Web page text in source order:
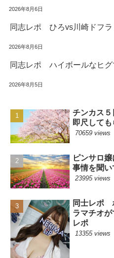
2026年8月6日
同志レポ ひろvs川崎ドフ
2026年8月6日
同志レポ ハイボールなヒ
2026年8月5日
チンカス
即尺して
70659 views
ピンサロ
事情を聞
23995 views
同士レポ
ラマチオ
レポ
13355 views